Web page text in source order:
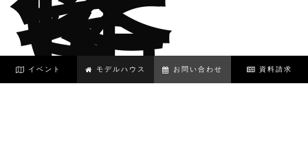
イベント モデルハウス お問い合わせ 資料請求
て
も
ら
っ